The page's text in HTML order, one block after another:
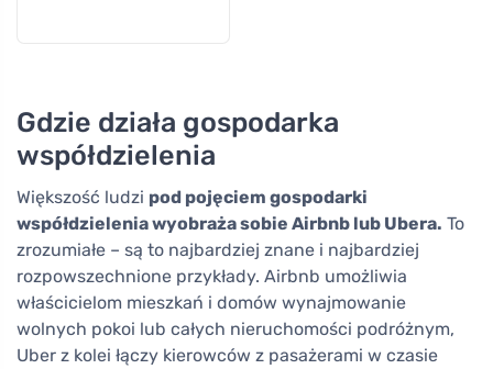
Gdzie działa gospodarka
współdzielenia
Większość ludzi pod pojęciem gospodarki
współdzielenia wyobraża sobie Airbnb lub Ubera. To
zrozumiałe – są to najbardziej znane i najbardziej
rozpowszechnione przykłady. Airbnb umożliwia
właścicielom mieszkań i domów wynajmowanie
wolnych pokoi lub całych nieruchomości podróżnym,
Uber z kolei łączy kierowców z pasażerami w czasie